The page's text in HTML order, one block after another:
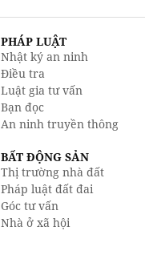
PHÁP LUẬT
Nhật ký an ninh
Điều tra
Luật gia tư vấn
Bạn đọc
An ninh truyền thông
BẤT ĐỘNG SẢN
Thị trường nhà đất
Pháp luật đất đai
Góc tư vấn
Nhà ở xã hội